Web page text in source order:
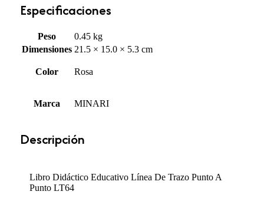
Especificaciones
Peso
0.45 kg
Dimensiones 21.5 × 15.0 × 5.3 cm
Color Rosa
Marca MINARI
Descripción
Libro Didáctico Educativo Línea De Trazo Punto A
Punto LT64